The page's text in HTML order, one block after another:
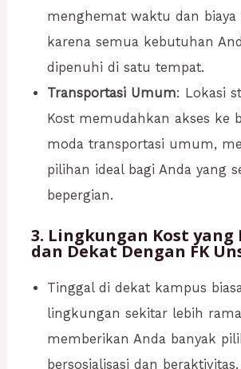
menghemat waktu dan biaya
karena semua kebutuhan
dipenuhi di satu tempat.
Transportasi Umum: Lokasi
Kost memudahkan akses ke
moda transportasi umum,
pilihan ideal bagi Anda yang
bepergian.
3. Lingkungan Kost yang
dan Dekat Dengan FK
Tinggal di dekat kampus
lingkungan sekitar lebih
memberikan Anda banyak
bersosialisasi dan beraktivitas.